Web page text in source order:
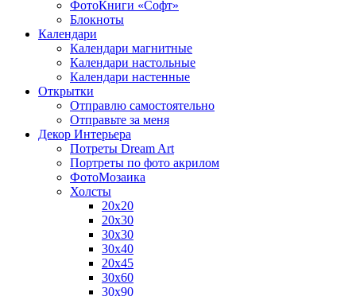
ФотоКниги «Софт»
Блокноты
Календари
Календари магнитные
Календари настольные
Календари настенные
Открытки
Отправлю самостоятельно
Отправьте за меня
Декор Интерьера
Потреты Dream Art
Портреты по фото акрилом
ФотоМозаика
Холсты
20х20
20х30
30х30
30х40
20х45
30х60
30х90